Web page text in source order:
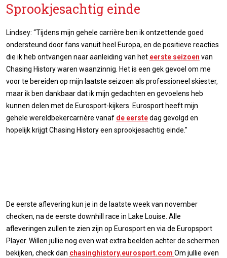
Sprookjesachtig einde
Lindsey: “Tijdens mijn gehele carrière ben ik ontzettende goed
ondersteund door fans vanuit heel Europa, en de positieve reacties
die ik heb ontvangen naar aanleiding van het eerste seizoen van
Chasing History waren waanzinnig. Het is een gek gevoel om me
voor te bereiden op mijn laatste seizoen als professioneel skiester,
maar ik ben dankbaar dat ik mijn gedachten en gevoelens heb
kunnen delen met de Eurosport-kijkers. Eurosport heeft mijn
gehele wereldbekercarrière vanaf de eerstedag gevolgd en
hopelijk krijgt Chasing History een sprookjesachtig einde."
De eerste aflevering kun je in de laatste week van november
checken, na de eerste downhill race in Lake Louise. Alle
afleveringen zullen te zien zijn op Eurosport en via de Europsport
Player. Willen jullie nog even wat extra beelden achter de schermen
bekijken, check dan chasinghistory.eurosport.com Om jullie even